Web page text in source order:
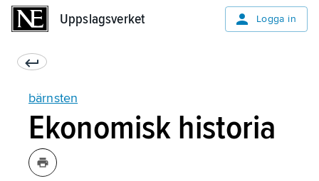
Uppslagsverket Logga in
bärnsten
Ekonomisk historia